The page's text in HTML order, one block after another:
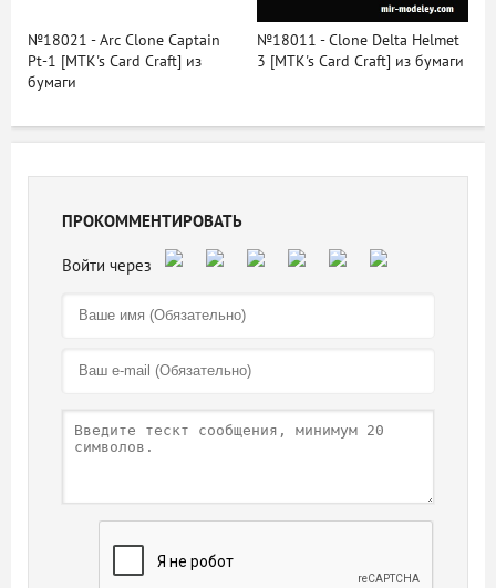
№18021 - Arc Clone Captain
Pt-1 [MTK's Card Craft] из
бумаги
№18011 - Clone Delta Helmet
3 [MTK's Card Craft] из бумаги
ПРОКОММЕНТИРОВАТЬ